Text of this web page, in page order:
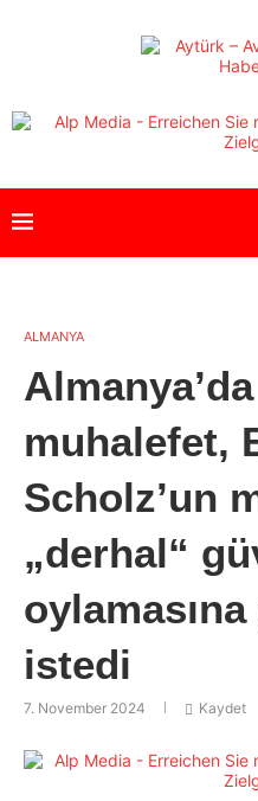
ALMANYA
muhalefet,
Scholz’un
„derhal“
istedi
7. November 2024 Kaydet